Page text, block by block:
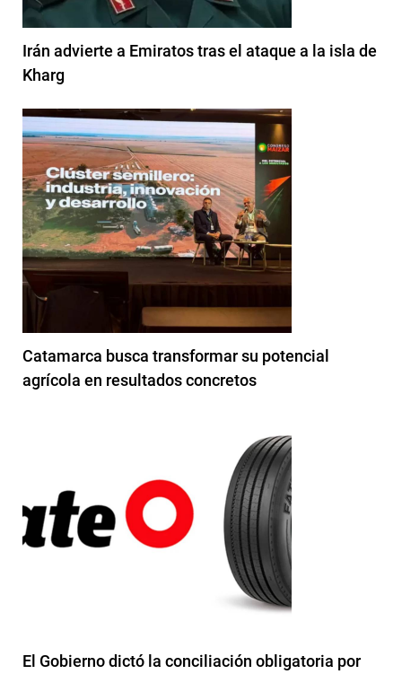
Irán advierte a Emiratos tras el ataque a la isla de
Kharg
Catamarca busca transformar su potencial
agrícola en resultados concretos
El Gobierno dictó la conciliación obligatoria por